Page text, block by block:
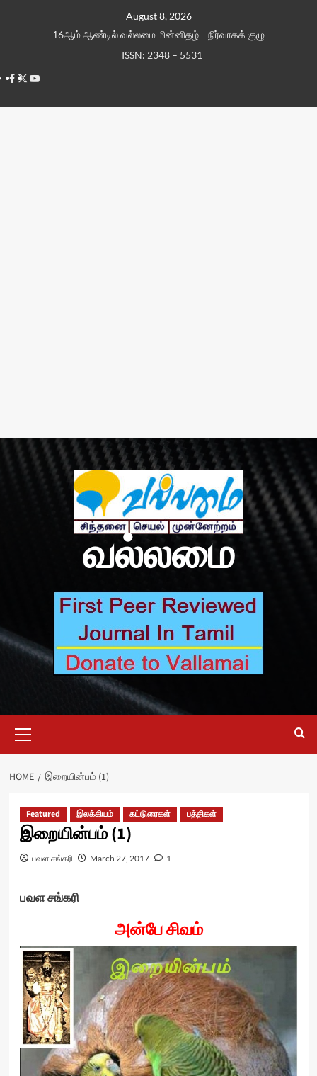
August 8, 2026
16ஆம் ஆண்டில் வல்லமை மின்னிதழ்
நிர்வாகக் குழு
ISSN: 2348 – 5531
Facebook
TwitterYoutube
வல்லமை
Menu
HOME இறையின்பம் (1)
Featured இலக்கியம் கட்டுரைகள் பத்திகள்
இறையின்பம் (1)
பவள சங்கரி March 27, 2017 1
பவள சங்கரி
அன்பே சிவம்